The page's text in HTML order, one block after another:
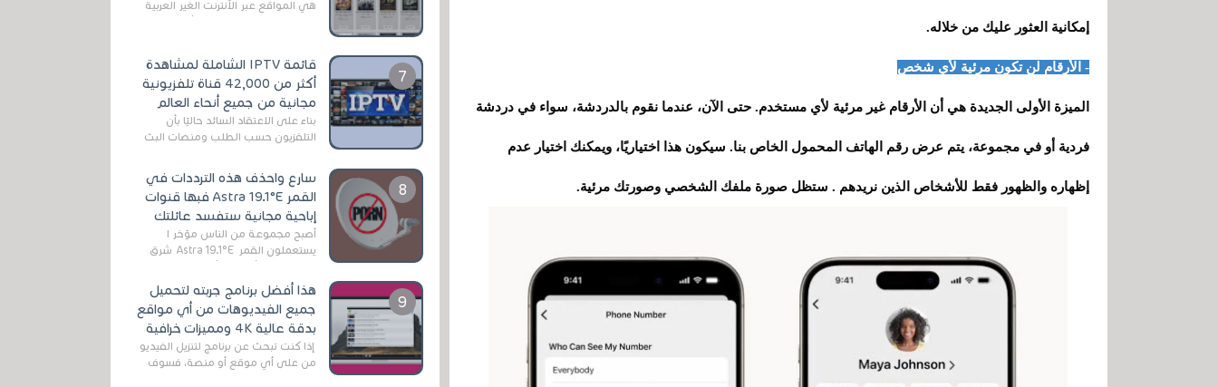
إمكانية العثور عليك من خلاله.
- الأرقام لن تكون مرئية لأي شخص
الميزة الأولى الجديدة هي أن الأرقام غير مرئية لأي مستخدم. حتى الآن، عندما نقوم بالدردشة، سواء في دردشة
فردية أو في مجموعة، يتم عرض رقم الهاتف المحمول الخاص بنا. سيكون هذا اختياريًا، ويمكنك اختيار عدم
إظهاره والظهور فقط للأشخاص الذين نريدهم . ستظل صورة ملفك الشخصي وصورتك مرئية.
هي المواقع عبر الأنترنت الغير العربية
التي تقدم خدمة تحميل الأفلام على
قائمة IPTV الشاملة لمشاهدة
أكثر من 42,000 قناة تلفزيونية
مجانية من جميع أنحاء العالم
بناءً على الاعتقاد السائد حاليًا بأن
التلفزيون حسب الطلب ومنصات البث
سارع واحذف هذه الترددات في
القمر Astra 19.1°E فبها قنوات
إباحية مجانية ستفسد عائلتك
أصبح مجموعة من الناس مؤخر ا
يستعملون القمر Astra 19.1°E شرق
وذلك بسبب أن هذا الأخير يتوفرعلى
قنوات مميزة جدا تنقل العديد من البرامج
اله...
هذا أفضل برنامج جربته لتحميل
جميع الفيديوهات من أي مواقع
بدقة عالية 4K ومميزات خرافية
إذا كنت تبحث عن برنامج لتنزيل الفيديو
من على أي موقع أو منصة، فسوف